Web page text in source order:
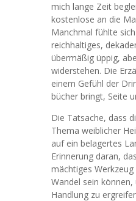
mich lange Zeit
kostenlose an die
Manchmal fühlte
reichhaltiges,
übermäßig üppig,
widerstehen. Die
einem Gefühl der
bücher bringt, Seite
Die Tatsache, dass
Thema weiblicher
auf ein belagertes
Erinnerung daran,
mächtiges
Wandel sein können,
Handlung zu